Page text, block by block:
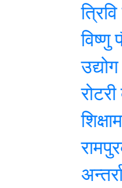
त्रिवि
विष्णु
उद्योग
रोटरी
शिक्षामा
रामपुरका